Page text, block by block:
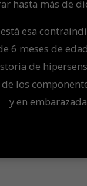
hasta más de
esa
6 meses de
de
los
y en